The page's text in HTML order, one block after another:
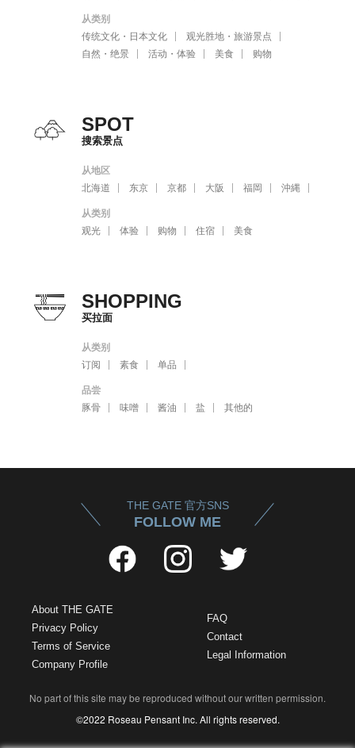
从类别
传统文化・日本文化
观光胜地・旅游景点
自然・绝景
活动・体验 美食 购物
SPOT
搜索景点
从地区
北海道
东京 京都 大阪 福岡 沖縄
从类别
观光
体验 购物 住宿 美食
SHOPPING
买拉面
从类别
订阅
素食 单品
品尝
豚骨
味噌 酱油 盐 其他的
THE GATE 官方SNS
FOLLOW ME
About THE GATE
Privacy Policy
Terms of Service
Company Profile
FAQ
Contact
Legal Information
No part of this site may be reproduced without our written permission.
©2022 Roseau Pensant Inc. All rights reserved.